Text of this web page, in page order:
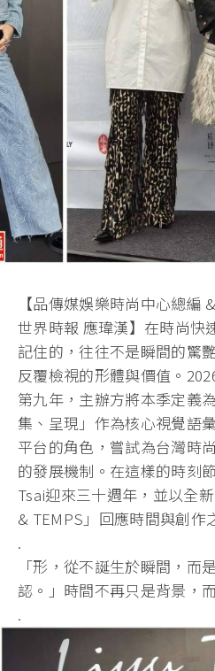
【品傳媒娛樂時尚中心總編
世界時報 應瑋漢】在時尚快
記住的，往往不是瞬間的驚
反覆檢視的形體與價值。
第九年，主辦方將本季定義
集、呈現」作為核心視覺語
平台的角色，嘗試為台灣時
的發展機制。在這樣的時刻
Tsai迎來三十週年，並以全
& TEMPS」回應時間與創作
.
「形，從不誕生於瞬間，而
認。」時間不再只是背景，
.